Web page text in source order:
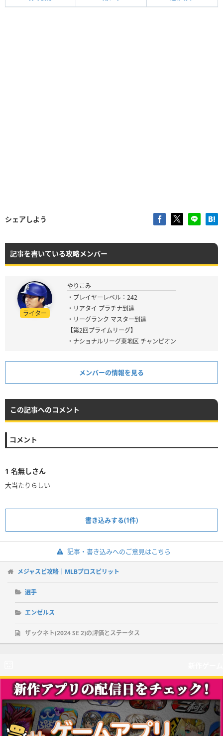
シェアしよう
記事を書いている攻略メンバー
ライター
やりこみ
・プレイヤーレベル：242
・リアタイ プラチナ到達
・リーグランク マスター到達
【第2回プライムリーグ】
・ナショナルリーグ東地区 チャンピオン
メンバーの情報を見る
この記事へのコメント
コメント
1 名無しさん
大当たりらしい
書き込みする(1件)
記事・書き込みへのご意見はこちら
メジャスピ攻略｜MLBプロスピリット
選手
エンゼルス
ザックネト(2024 SE 2)の評価とステータス